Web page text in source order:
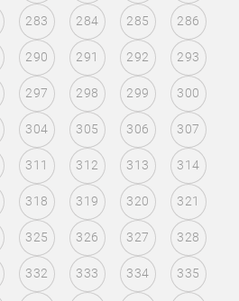
283 284 285 286
290 291 292 293
297 298 299 300
304 305 306 307
311 312 313 314
318 319 320 321
325 326 327 328
332 333 334 335